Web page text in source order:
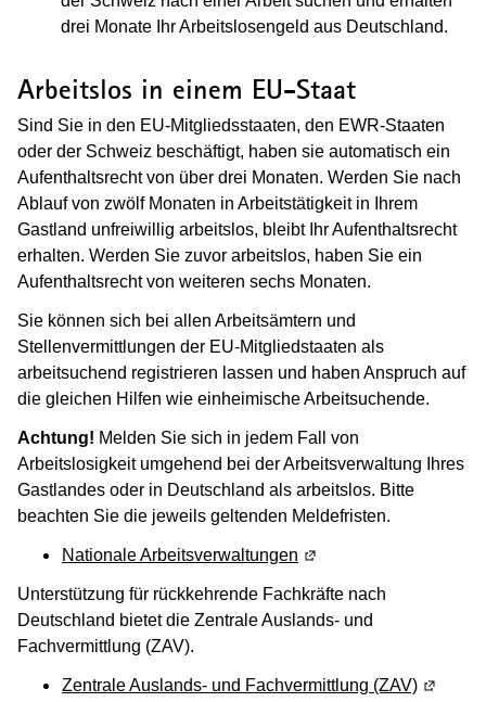
drei Monate Ihr Arbeitslosengeld aus Deutschland.
Arbeitslos in einem EU-Staat
Sind Sie in den EU-Mitgliedsstaaten, den EWR-Staaten
oder der Schweiz beschäftigt, haben sie automatisch ein
Aufenthaltsrecht von über drei Monaten. Werden Sie nach
Ablauf von zwölf Monaten in Arbeitstätigkeit in Ihrem
Gastland unfreiwillig arbeitslos, bleibt Ihr Aufenthaltsrecht
erhalten. Werden Sie zuvor arbeitslos, haben Sie ein
Aufenthaltsrecht von weiteren sechs Monaten.
Sie können sich bei allen Arbeitsämtern und
Stellenvermittlungen der EU-Mitgliedstaaten als
arbeitsuchend registrieren lassen und haben Anspruch auf
die gleichen Hilfen wie einheimische Arbeitsuchende.
Achtung! Melden Sie sich in jedem Fall von
Arbeitslosigkeit umgehend bei der Arbeitsverwaltung Ihres
Gastlandes oder in Deutschland als arbeitslos. Bitte
beachten Sie die jeweils geltenden Meldefristen.
Nationale Arbeitsverwaltungen (Wird in einem neuen
Unterstützung für rückkehrende Fachkräfte nach
Deutschland bietet die Zentrale Auslands- und
Fachvermittlung (ZAV).
Zentrale Auslands- und Fachvermittlung (ZAV) (Wird